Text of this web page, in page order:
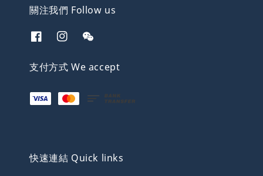
關注我們 Follow us
支付方式 We accept
快速連結 Quick links